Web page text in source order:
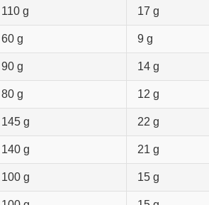
110 g 17 g
60 g 9 g
90 g 14 g
80 g 12 g
145 g 22 g
140 g 21 g
100 g 15 g